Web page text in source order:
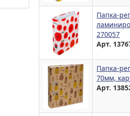
Папка-
270057
Арт.
Папка-
70мм,
Арт.